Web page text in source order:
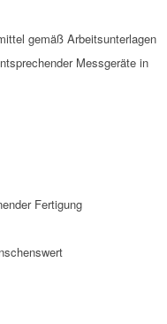
gemäß Arbeitsunterlagen
Messgeräte in
Fertigung